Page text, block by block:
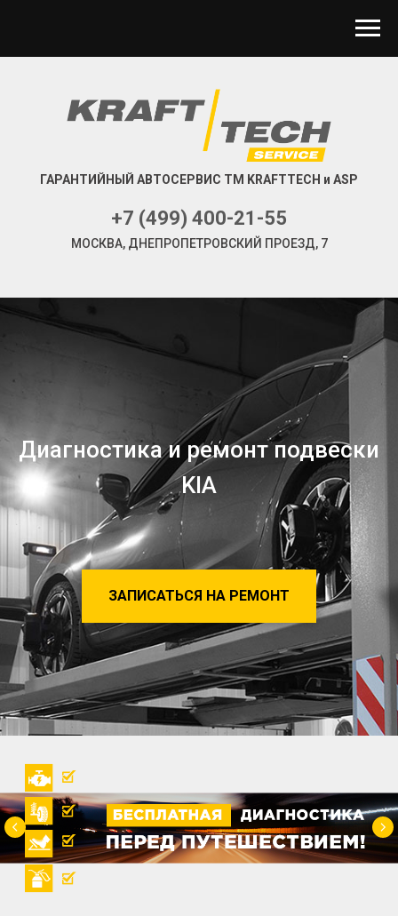
ГАРАНТИЙНЫЙ АВТОСЕРВИС ТМ KRAFTTECH и ASP
+7 (499) 400-21-55
МОСКВА, ДНЕПРОПЕТРОВСКИЙ ПРОЕЗД, 7
Диагностика и ремонт подвески
KIA
ЗАПИСАТЬСЯ НА РЕМОНТ